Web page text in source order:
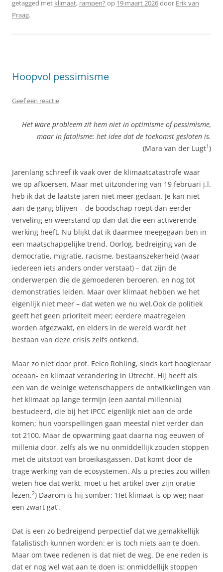
getagged met klimaat, rampen? op 19 maart 2026door Erik van
Praag.
Hoopvol pessimisme
Geef een reactie
Het ware probleem zit hem niet in optimisme of pessimisme,
maar in fatalisme: het idee dat de toekomst gesloten is.
(Mara van der Lugt1)
Jarenlang schreef ik vaak over de klimaatcatastrofe waar
we op afkoersen. Maar met uitzondering van 19 februari j.l.
heb ik dat de laatste jaren niet meer gedaan. Je kan niet
aan de gang blijven – de boodschap roept dan eerder
verveling en weerstand op dan dat die een activerende
werking heeft. Nu blijkt dat ik daarmee meegegaan ben in
een maatschappelijke trend. Oorlog, bedreiging van de
democratie, migratie, racisme, bestaanszekerheid (waar
iedereen iets anders onder verstaat) – dat zijn de
onderwerpen die de gemoederen beroeren, en nog tot
demonstraties leiden. Maar over klimaat hebben we het
eigenlijk niet meer – dat weten we nu wel.Ook de politiek
geeft het geen prioriteit meer; eerdere maatregelen
worden afgezwakt, en elders in de wereld wordt het
bestaan van deze crisis zelfs ontkend.
Maar zo niet door prof. Eelco Rohling, sinds kort hoogleraar
oceaan- en klimaat verandering in Utrecht. Hij heeft als
een van de weinige wetenschappers de ontwikkelingen van
het klimaat op lange termijn (een aantal millennia)
bestudeerd, die bij het IPCC eigenlijk niet aan de orde
komen; hun voorspellingen gaan meestal niet verder dan
tot 2100. Maar de opwarming gaat daarna nog eeuwen of
millenia door, zelfs als we nu onmiddellijk zouden stoppen
met de uitstoot van broeikasgassen. Dat komt door de
trage werking van de ecosystemen. Als u precies zou willen
weten hoe dat werkt, moet u het artikel over zijn oratie
lezen.2) Daarom is hij somber: ‘Het klimaat is op weg naar
een zwart gat’.
Dat is een zo bedreigend perpectief dat we gemakkellijk
fatalistisch kunnen worden: er is toch niets aan te doen.
Maar om twee redenen is dat niet de weg. De ene reden is
dat er nog wel wat aan te doen is: onmiddellijk stoppen